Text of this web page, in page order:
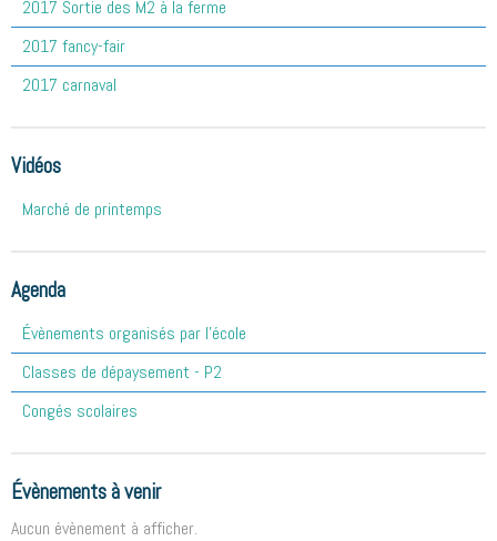
2017 Sortie des M2 à la ferme
2017 fancy-fair
2017 carnaval
Vidéos
Marché de printemps
Agenda
Évènements organisés par l'école
Classes de dépaysement - P2
Congés scolaires
Évènements à venir
Aucun évènement à afficher.